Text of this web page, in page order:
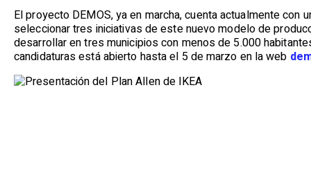
El proyecto DEMOS, ya en marcha, cuenta actualmente con
seleccionar tres iniciativas de este nuevo modelo de
desarrollar en tres municipios con menos de 5.000
candidaturas está abierto hasta el 5 de marzo en la web